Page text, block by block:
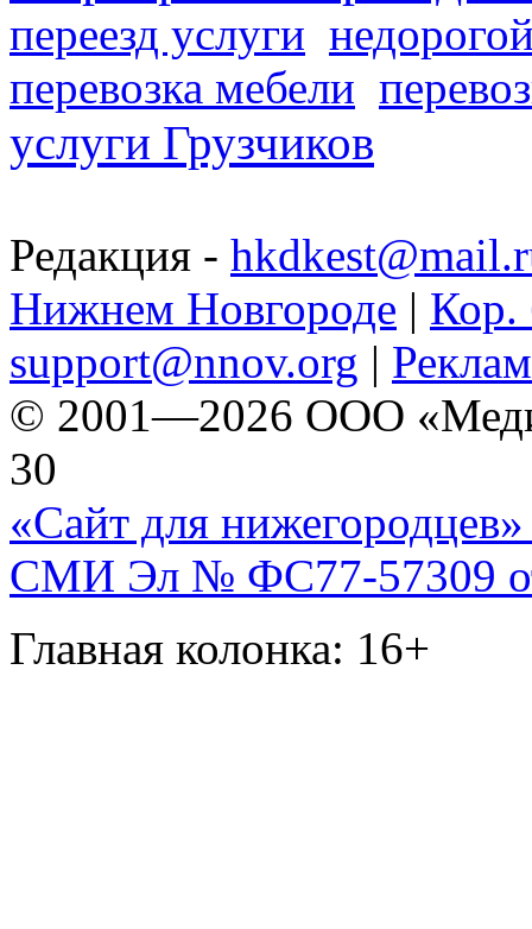
переезд услуги
перевозка мебели
услуги Грузчиков
Редакция -
Нижнем Новгороде | Кор.
support@nnov.org |
© 2001—2026 ООО
30
«Сайт для нижегородцев»
СМИ Эл № ФС77-57309
Главная колонка: 16+